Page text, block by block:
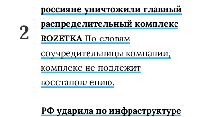
россияне уничтожили главный
распределительный комплекс
ROZETKA По словам
соучредительницы компании,
комплекс не подлежит
восстановлению.
РФ ударила по инфраструктуре